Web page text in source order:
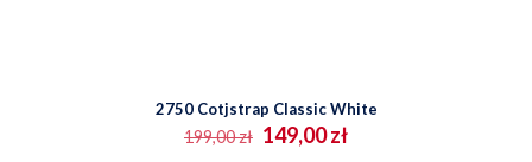
2750 Cotjstrap Classic White
199,00zł Pierwotna
cena
149,00złAktualna